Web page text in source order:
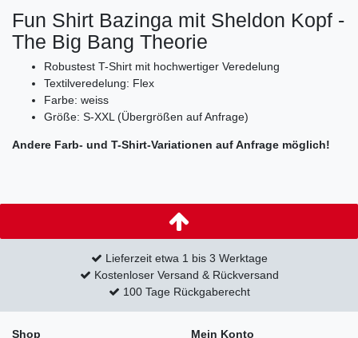
Fun Shirt Bazinga mit Sheldon Kopf -
The Big Bang Theorie
Robustest T-Shirt mit hochwertiger Veredelung
Textilveredelung: Flex
Farbe: weiss
Größe: S-XXL (Übergrößen auf Anfrage)
Andere Farb- und T-Shirt-Variationen auf Anfrage möglich!
Lieferzeit etwa 1 bis 3 Werktage
Kostenloser Versand & Rückversand
100 Tage Rückgaberecht
Shop Mein Konto